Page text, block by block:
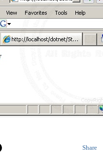
Share